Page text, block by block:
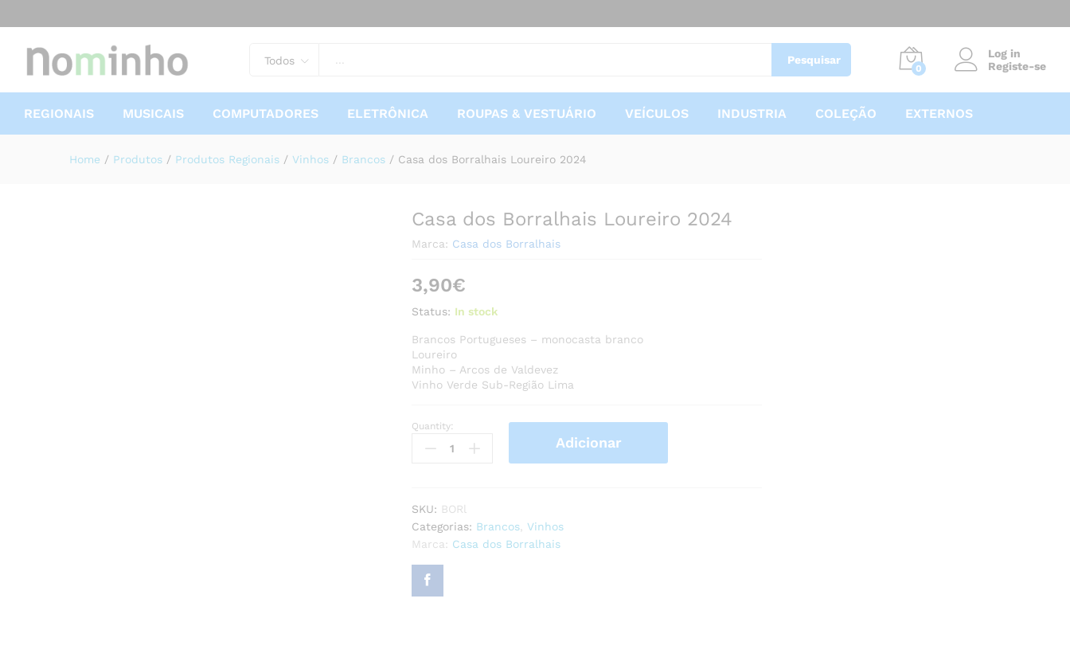
Todos Pesquisar
0
Log in
Registe-se
REGIONAIS MUSICAIS COMPUTADORES ELETRÔNICA ROUPAS & VESTUÁRIO VEÍCULOS INDUSTRIA COLEÇÃO EXTERNOS
Home / Produtos / Produtos Regionais / Vinhos / Brancos / Casa dos Borralhais Loureiro 2024
Casa dos Borralhais Loureiro 2024
Marca: Casa dos Borralhais
3,90€
Status: In stock
Brancos Portugueses – monocasta branco
Loureiro
Minho – Arcos de Valdevez
Vinho Verde Sub-Região Lima
Casa
dos
quantity
Quantity:
Adicionar
SKU: BORl
Categorias: Brancos ,Vinhos
Marca: Casa dos Borralhais
Descrição Especificações Avaliações (0) Mais Ofertas